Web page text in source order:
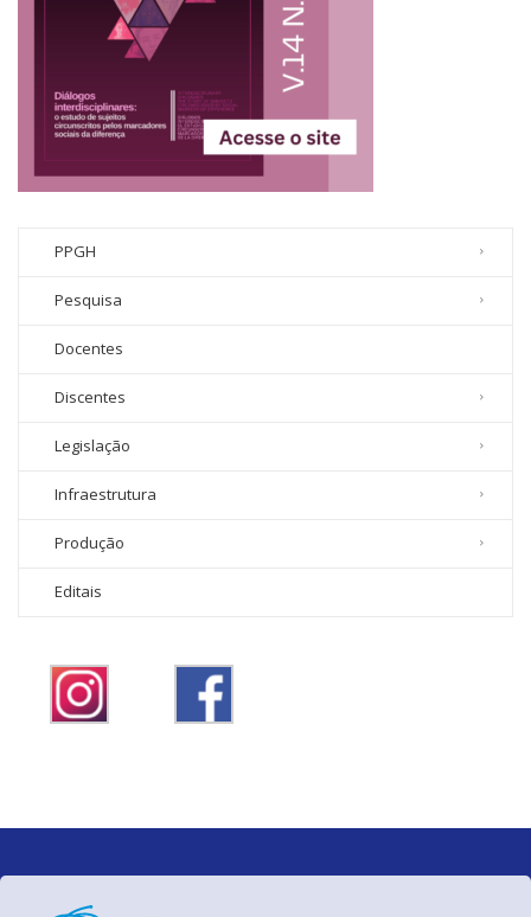
PPGH
Pesquisa
Docentes
Discentes
Legislação
Infraestrutura
Produção
Editais